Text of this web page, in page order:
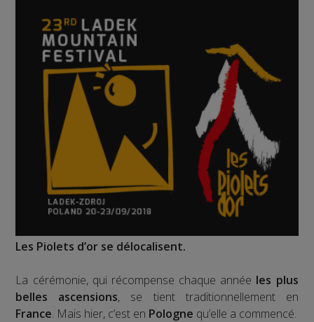
Les Piolets d’or se délocalisent.
La cérémonie, qui récompense chaque année les plus
belles ascensions, se tient traditionnellement en
France. Mais hier, c’est en Pologne qu’elle a commencé.